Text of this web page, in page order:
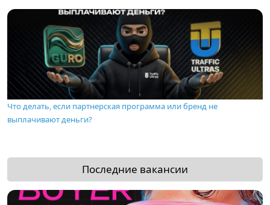
Что делать, если партнерская программа или бренд не
выплачивают деньги?
Последние вакансии